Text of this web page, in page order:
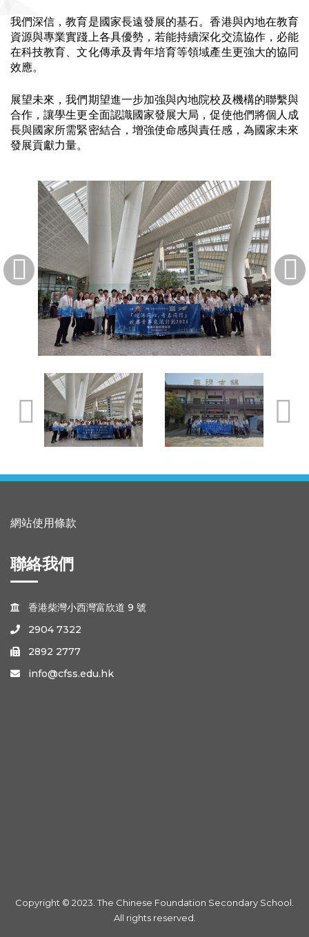
我們深信，教育是國家長遠發展的基石。香港與內地在教育
資源與專業實踐上各具優勢，若能持續深化交流協作，必能
在科技教育、文化傳承及青年培育等領域產生更強大的協同
效應。
展望未來，我們期望進一步加強與內地院校及機構的聯繫與
合作，讓學生更全面認識國家發展大局，促使他們將個人成
長與國家所需緊密結合，增強使命感與責任感，為國家未來
發展貢獻力量。
網站使用條款
聯絡我們
 香港柴灣小西灣富欣道 9 號
 2904 7322
 2892 2777
 info@cfss.edu.hk
Copyright © 2023. The Chinese Foundation Secondary School.
All rights reserved.